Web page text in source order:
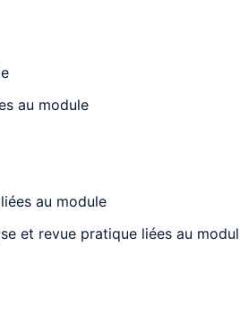
au module
au module
et revue pratique liées au